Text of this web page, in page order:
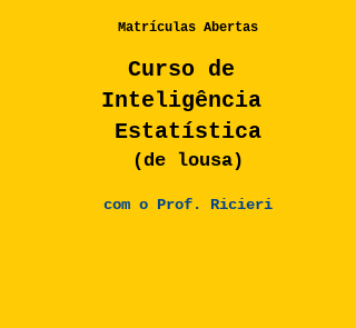
Matrículas Abertas
Curso de ​​
Inteligência
Estatística
(de lousa)​
com o Prof. Ricieri